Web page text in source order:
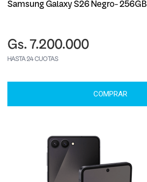
Samsung Galaxy S26 Negro- 256GB
Gs. 7.200.000
HASTA 24 CUOTAS
COMPRAR